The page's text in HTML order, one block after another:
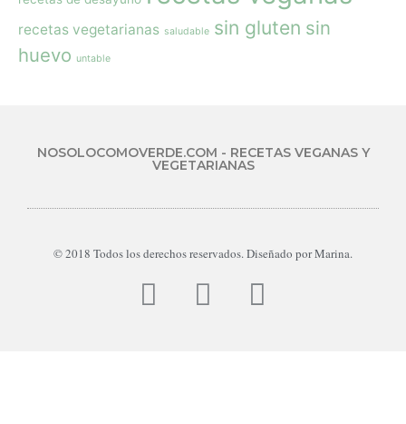
recetas vegetarianas saludable sin gluten sin
huevo untable
NOSOLOCOMOVERDE.COM - RECETAS VEGANAS Y
VEGETARIANAS
© 2018 Todos los derechos reservados. Diseñado por Marina.